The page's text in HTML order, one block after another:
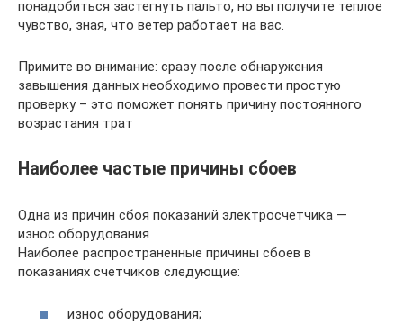
понадобиться застегнуть пальто, но вы получите теплое
чувство, зная, что ветер работает на вас.
Примите во внимание: сразу после обнаружения
завышения данных необходимо провести простую
проверку – это поможет понять причину постоянного
возрастания трат
Наиболее частые причины сбоев
Одна из причин сбоя показаний электросчетчика —
износ оборудования
Наиболее распространенные причины сбоев в
показаниях счетчиков следующие:
износ оборудования;